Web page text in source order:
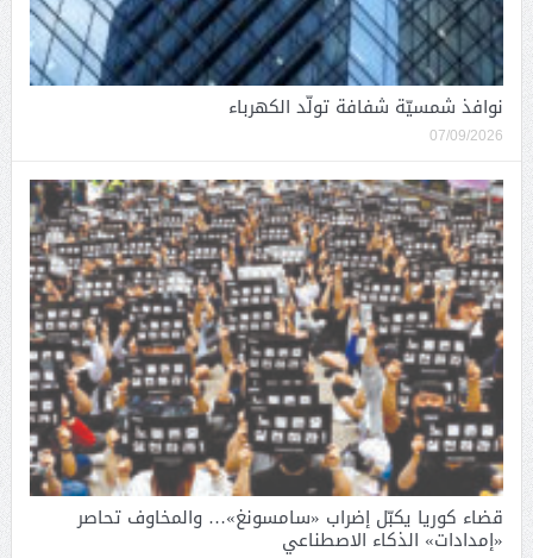
نوافذ شمسيّة شفافة تولّد الكهرباء
07/09/2026
قضاء كوريا يكبّل إضراب «سامسونغ»… والمخاوف تحاصر
«إمدادات» الذكاء الاصطناعي